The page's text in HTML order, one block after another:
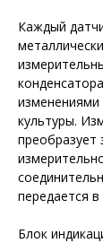
Каждый
культуры.
преобразует
передается
Блок